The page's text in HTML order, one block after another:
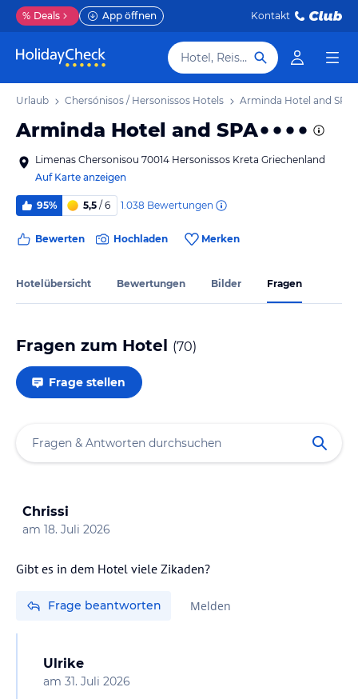
% Deals App öffnen Kontakt
Hotel, Reiseziel
Urlaub Chersónisos / Hersonissos Hotels Arminda Hotel and SPA
Arminda Hotel and SPA
Limenas Chersonisou 70014 Hersonissos Kreta Griechenland
Auf Karte anzeigen
95% 5,5 / 6 1.038 Bewertungen
Bewerten Hochladen Merken
Hotelübersicht Bewertungen Bilder Fragen
Fragen zum Hotel (70)
Frage stellen
Chrissi
am 18. Juli 2026
Gibt es in dem Hotel viele Zikaden?
Frage beantworten Melden
Ulrike
am 31. Juli 2026